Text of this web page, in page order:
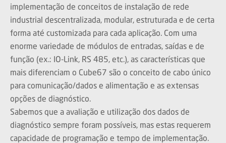
implementação de conceitos de instalação de rede
industrial descentralizada, modular, estruturada e de certa
forma até customizada para cada aplicação. Com uma
enorme variedade de módulos de entradas, saídas e de
função (ex.: IO-Link, RS 485, etc.), as características que
mais diferenciam o Cube67 são o conceito de cabo único
para comunicação/dados e alimentação e as extensas
opções de diagnóstico.
Sabemos que a avaliação e utilização dos dados de
diagnóstico sempre foram possíveis, mas estas requerem
capacidade de programação e tempo de implementação.